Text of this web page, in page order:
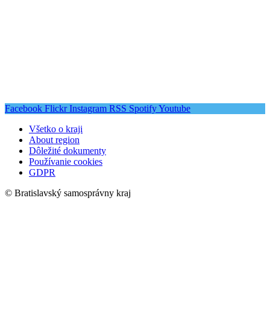
Facebook Flickr Instagram RSS SpotifyYoutube
Všetko o kraji
About region
Dôležité dokumenty
Používanie cookies
GDPR
© Bratislavský samosprávny kraj